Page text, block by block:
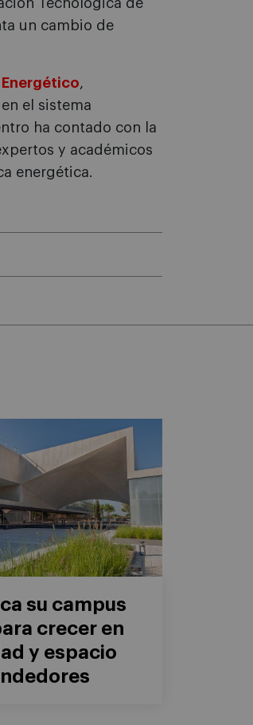
Tecnológica de
un cambio de
Energético,
el sistema
ha contado con la
y académicos
energética.
su campus
crecer en
y espacio